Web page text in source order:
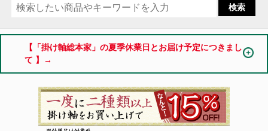
【「掛け軸総本家」の夏季休業日とお届け予定につきまし
て 】→